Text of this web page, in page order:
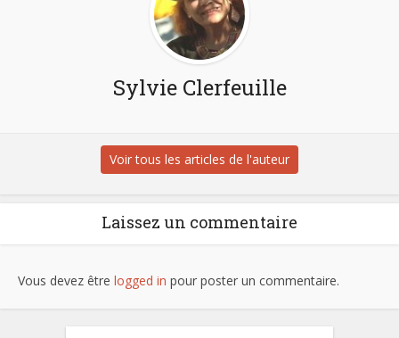
Sylvie Clerfeuille
Voir tous les articles de l'auteur
Laissez un commentaire
Vous devez être logged in pour poster un commentaire.